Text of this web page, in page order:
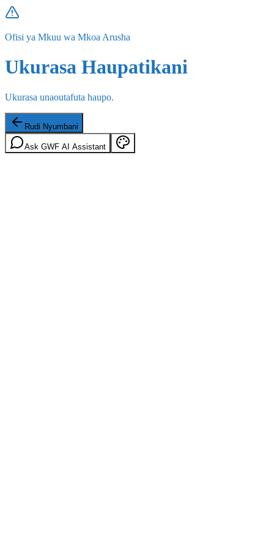
Ofisi ya Mkuu wa Mkoa Arusha
Ukurasa Haupatikani
Ukurasa unaoutafuta haupo.
Rudi Nyumbani
Ask GWF AI Assistant